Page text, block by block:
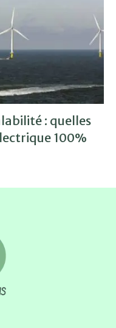
: quelles
100%